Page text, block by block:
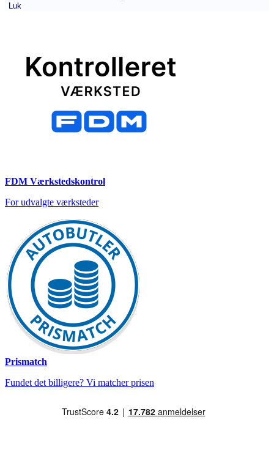
Luk
FDM Værkstedskontrol
For udvalgte værksteder
Prismatch
Fundet det billigere? Vi matcher prisen